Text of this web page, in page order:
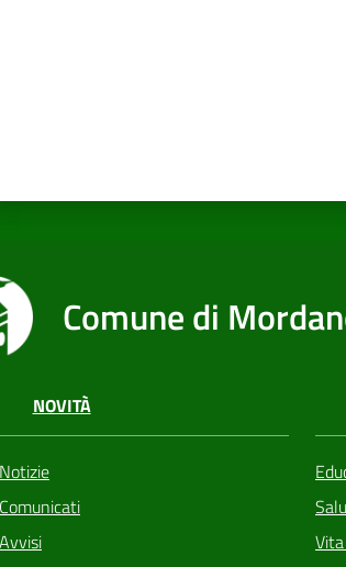
Comune di
NOVITÀ
Notizie
Comunicati
Avvisi